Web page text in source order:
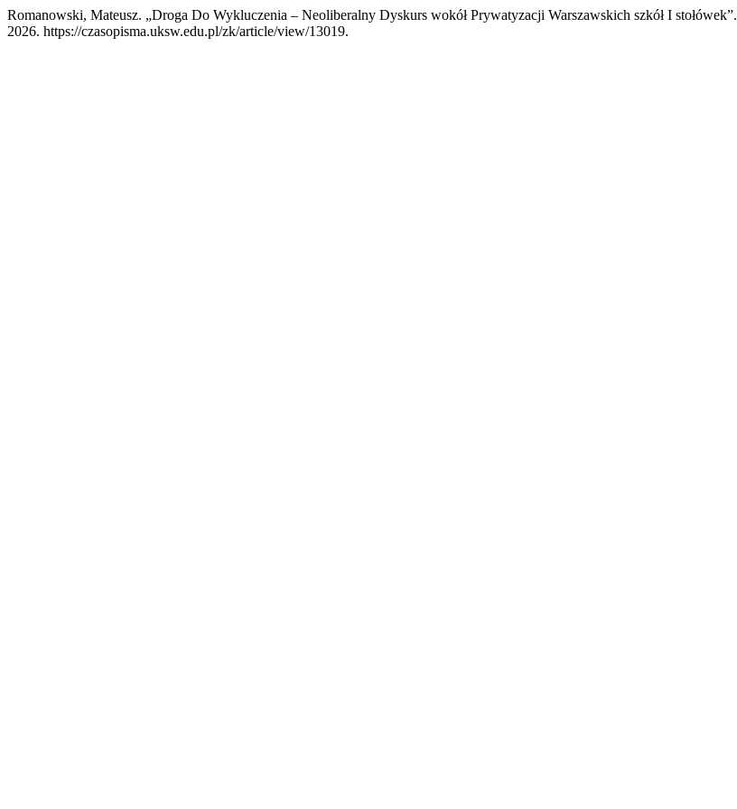
Romanowski, Mateusz. „Droga Do Wykluczenia – Neoliberalny Dyskurs wokół Prywatyzacji Warszawskich szkół I stołówek”.
2026. https://czasopisma.uksw.edu.pl/zk/article/view/13019.